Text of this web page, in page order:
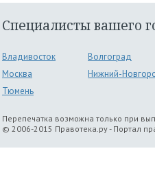
Специалисты вашего
Владивосток
Волгоград
Москва
Нижний-
Тюмень
Перепечатка возможна только при
© 2006-2015 Правотека.ру - Портал